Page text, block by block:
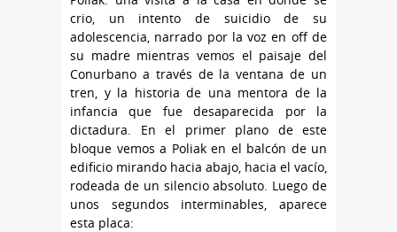
crio, un intento de suicidio de su
adolescencia, narrado por la voz en off de
su madre mientras vemos el paisaje del
Conurbano a través de la ventana de un
tren, y la historia de una mentora de la
infancia que fue desaparecida por la
dictadura. En el primer plano de este
bloque vemos a Poliak en el balcón de un
edificio mirando hacia abajo, hacia el vacío,
rodeada de un silencio absoluto. Luego de
unos segundos interminables, aparece
esta placa: